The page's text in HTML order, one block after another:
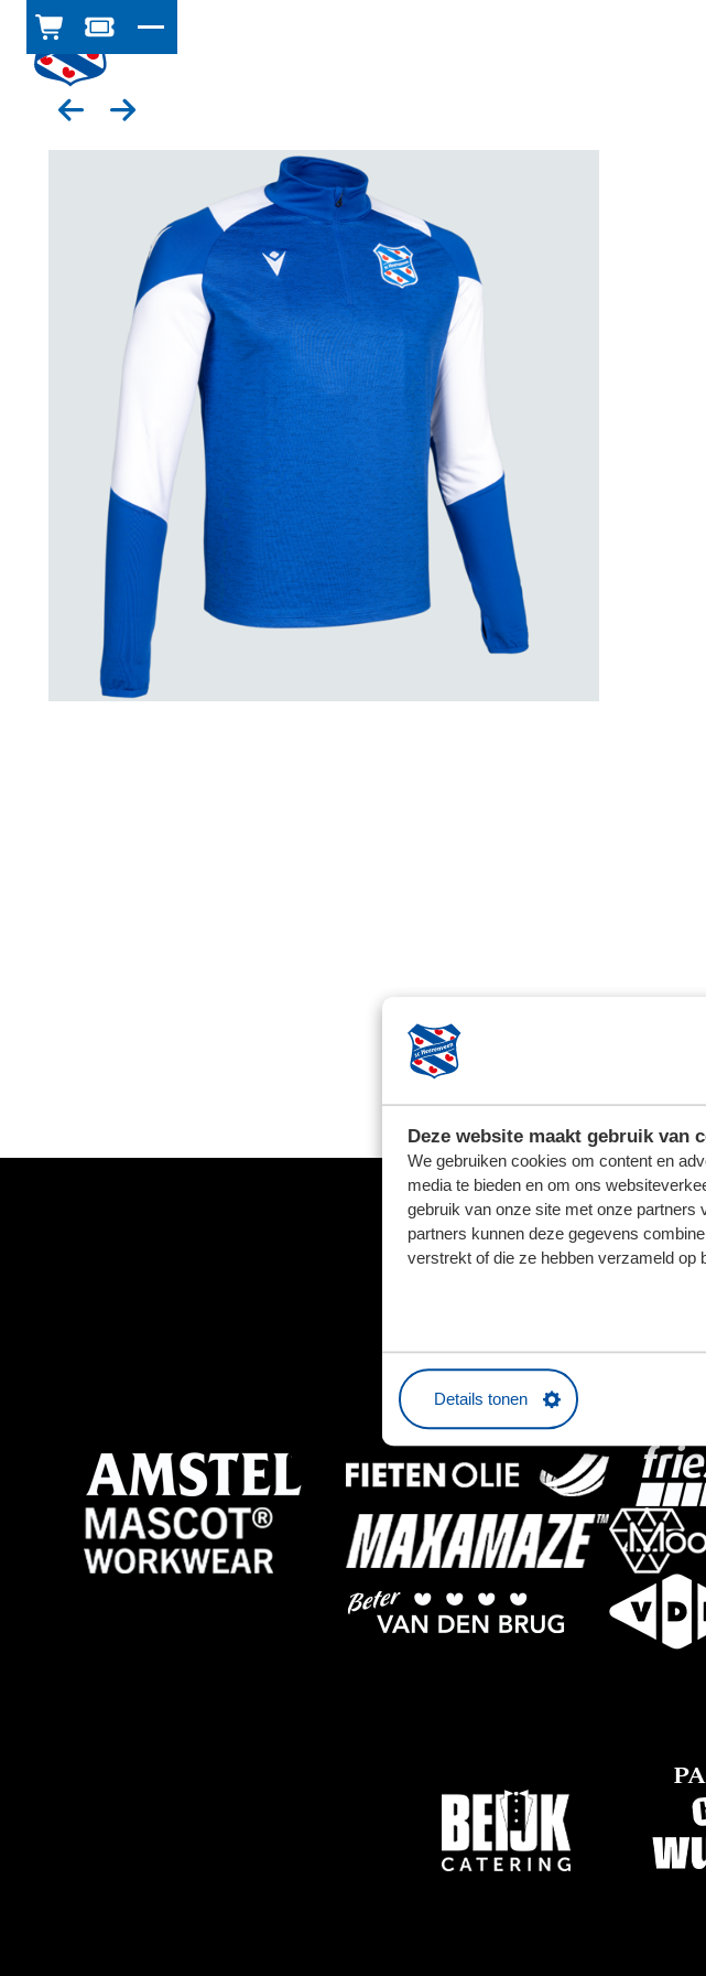
Deze website maakt gebruik van
We gebruiken cookies om content en
media te bieden en om ons
gebruik van onze site met onze partners
partners kunnen deze gegevens
verstrekt of die ze hebben verzameld
Details tonen
WINKELWAGEN
TICKETSHOP